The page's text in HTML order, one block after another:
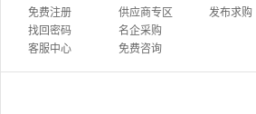
免费注册
找回密码
客服中心
供应商专区
名企采购
免费咨询
发布求购